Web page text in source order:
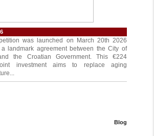
was launched on March 20th 2026
landmark agreement between the City of
the Croatian Government. This €224
investment aims to replace aging
Blog